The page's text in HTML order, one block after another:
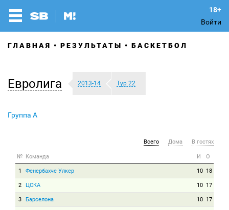
Войти
ГЛАВНАЯ РЕЗУЛЬТАТЫ БАСКЕТБОЛ
Евролига 2013-14 Тур 22
Группа A
Всего Дома В гостях
№ Команда И О
1 Фенербахче Улкер 10 18
2 ЦСКА 10 17
3 Барселона 10 17